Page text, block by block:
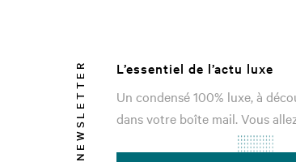
NEWSLETTER
L’essentiel de l’actu luxe
Un condensé 100% luxe, à
dans votre boîte mail. Vous